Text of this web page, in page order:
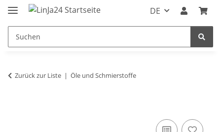
DE
Zurück zur Liste Öle und Schmierstoffe